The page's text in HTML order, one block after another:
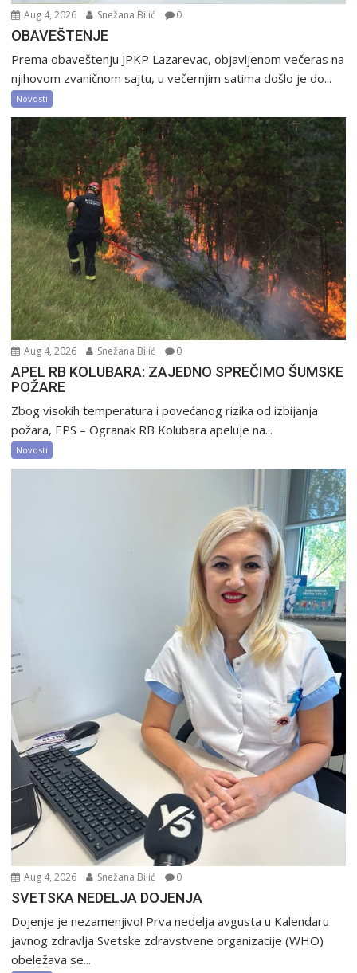
Aug 4, 2026 Snežana Bilić 0
OBAVEŠTENJE
Prema obaveštenju JPKP Lazarevac, objavljenom večeras na
njihovom zvaničnom sajtu, u večernjim satima došlo je do...
Novosti
Aug 4, 2026 Snežana Bilić 0
APEL RB KOLUBARA: ZAJEDNO SPREČIMO ŠUMSKE
POŽARE
Zbog visokih temperatura i povećanog rizika od izbijanja
požara, EPS – Ogranak RB Kolubara apeluje na...
Novosti
Aug 4, 2026 Snežana Bilić 0
SVETSKA NEDELJA DOJENJA
Dojenje je nezamenjivo! Prva nedelja avgusta u Kalendaru
javnog zdravlja Svetske zdravstvene organizacije (WHO)
obeležava se...